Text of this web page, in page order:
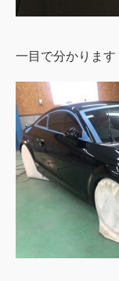
一目で分かります